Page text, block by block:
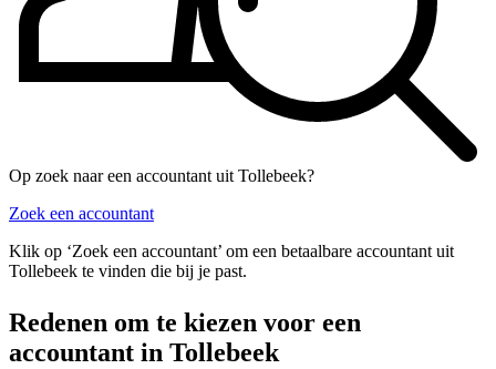
Op zoek naar een accountant uit Tollebeek?
Zoek een accountant
Klik op ‘Zoek een accountant’ om een betaalbare accountant uit
Tollebeek te vinden die bij je past.
Redenen om te kiezen voor een
accountant in Tollebeek